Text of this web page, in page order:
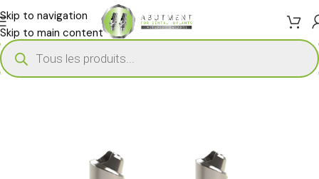
Skip to navigation
Skip to main content